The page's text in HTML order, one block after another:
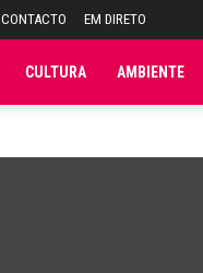
CONTACTO EM DIRETO
CULTURA AMBIENTE